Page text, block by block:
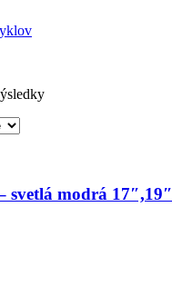
modrá 17″,19″